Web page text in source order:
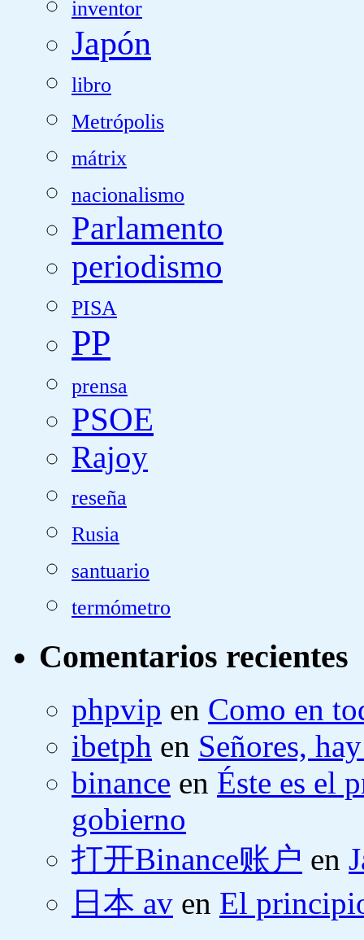
inventor
Japón
libro
Metrópolis
mátrix
nacionalismo
Parlamento
periodismo
PISA
PP
prensa
PSOE
Rajoy
reseña
Rusia
santuario
termómetro
Comentarios recientes
phpvip en Como en
ibetph en Señores,
binance en Éste es el
gobierno
打开Binance账户 en
日本 av en El